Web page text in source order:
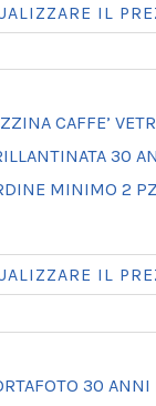
IL
CAFFE’
30
MINIMO 2
IL
30